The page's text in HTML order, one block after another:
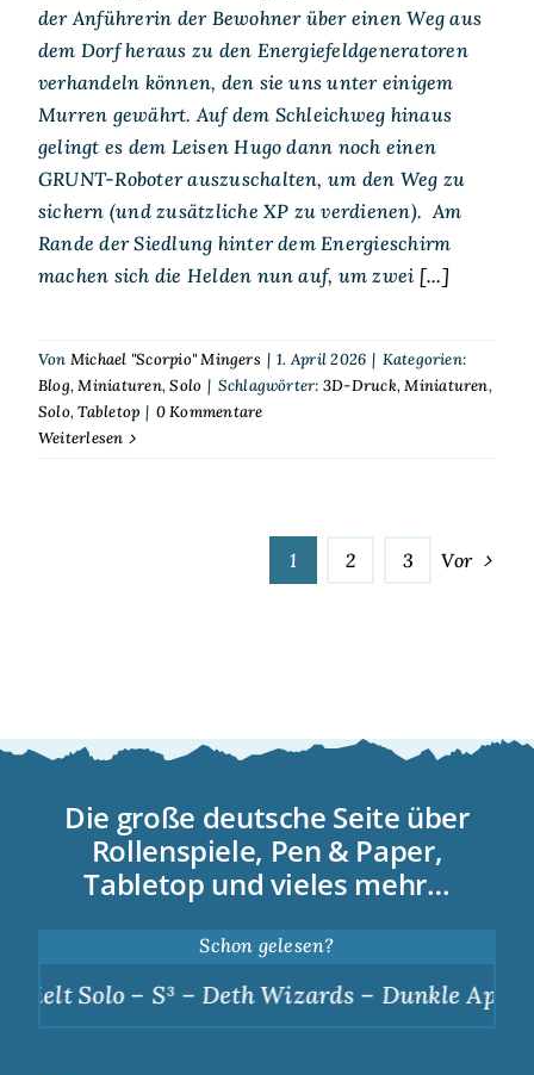
der Anführerin der Bewohner über einen Weg aus
dem Dorf heraus zu den Energiefeldgeneratoren
verhandeln können, den sie uns unter einigem
Murren gewährt. Auf dem Schleichweg hinaus
gelingt es dem Leisen Hugo dann noch einen
GRUNT-Roboter auszuschalten, um den Weg zu
sichern (und zusätzliche XP zu verdienen). Am
Rande der Siedlung hinter dem Energieschirm
machen sich die Helden nun auf, um zwei [...]
Von Michael "Scorpio" Mingers | 1. April 2026 | Kategorien:
Blog,Miniaturen,Solo | Schlagwörter: 3D-Druck,Miniaturen,
Solo,Tabletop | 0 Kommentare
Weiterlesen
1 2 3 Vor
Die große deutsche Seite über
Rollenspiele, Pen & Paper,
Tabletop und vieles mehr…
Schon gelesen?
S³ – Deth Wizards – Dunkle Apotheose |